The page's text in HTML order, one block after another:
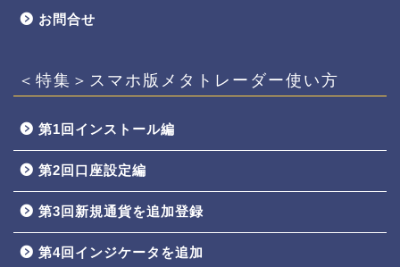
お問合せ
＜特集＞スマホ版メタトレーダー使い方
第1回インストール編
第2回口座設定編
第3回新規通貨を追加登録
第4回インジケータを追加